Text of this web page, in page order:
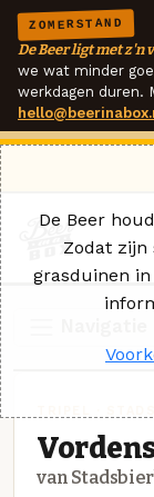
ZOMERSTAND
De Beer ligt met z'n
we wat minder
werkdagen duren.
van
De Beer
Zodat
grasduinen